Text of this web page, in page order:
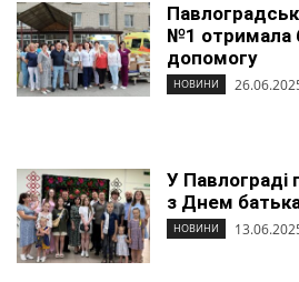
№1 отримала
допомогу
НОВИНИ
У Павлограді
з Днем
НОВИНИ